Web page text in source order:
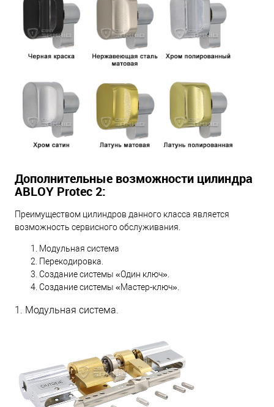
Дополнительные возможности цилиндра
ABLOY Protec 2:
Преимуществом цилиндров данного класса является
возможность сервисного обслуживания.
Модульная система
Перекодировка.
Создание системы «Один ключ».
Создание системы «Мастер-ключ».
1. Модульная система.